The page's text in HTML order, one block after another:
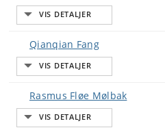
Qianqian Fang
Rasmus Fløe Mølbak